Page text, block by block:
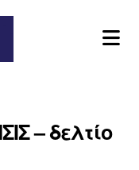
– δελτίο